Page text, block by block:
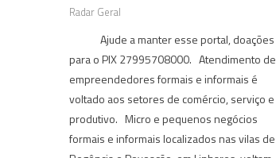
Radar Geral
Ajude a manter esse portal, doações
para o PIX 27995708000. Atendimento de
empreendedores formais e informais é
voltado aos setores de comércio, serviço e
produtivo. Micro e pequenos negócios
formais e informais localizados nas vilas de